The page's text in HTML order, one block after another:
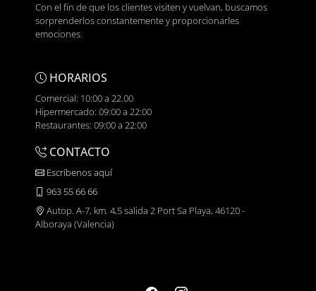
Con el fin de que los clientes visiten y vuelvan, buscamos
sorprenderlos constantemente y proporcionarles
emociones.
HORARIOS
Comercial: 10:00 a 22.00
Hipermercado: 09:00 a 22:00
Restaurantes: 09:00 a 22:00
CONTACTO
Escríbenos aquí
963 55 66 66
Autop. A-7, km. 4,5 salida 2 Port Sa Playa, 46120 -
Alboraya (Valencia)